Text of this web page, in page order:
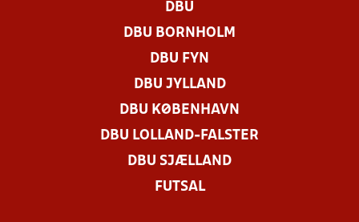
DBU
DBU BORNHOLM
DBU FYN
DBU JYLLAND
DBU KØBENHAVN
DBU LOLLAND-FALSTER
DBU SJÆLLAND
FUTSAL